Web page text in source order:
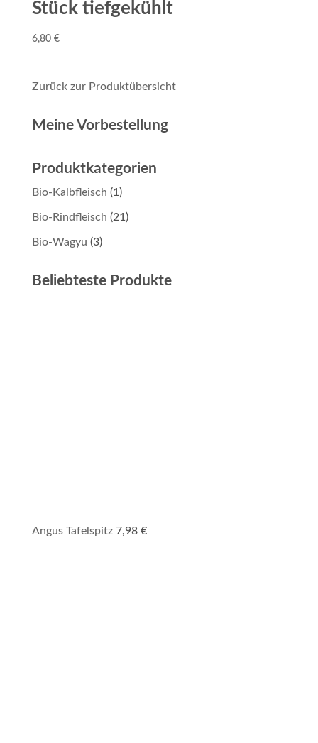
Stück tiefgekühlt
6,80 €
Zurück zur Produktübersicht
Meine Vorbestellung
Produktkategorien
Bio-Kalbfleisch (1)
Bio-Rindfleisch (21)
Bio-Wagyu (3)
Beliebteste Produkte
Angus Tafelspitz 7,98 €